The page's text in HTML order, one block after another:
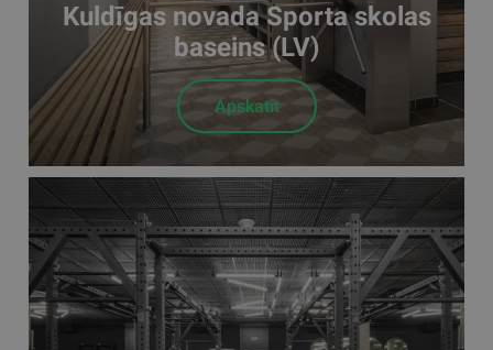
Kuldīgas novada Sporta skolas
baseins (LV)
Apskatīt